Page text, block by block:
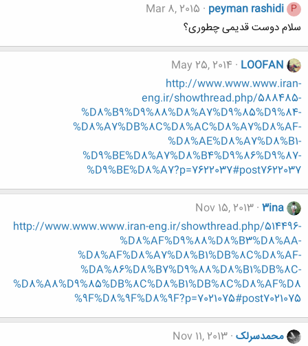
P
peyman rashidi
Mar 8, 2015
سلام دوست قدیمی چطوری؟
LOOFAN
May 25, 2014
http://www.www.www.iran-
eng.ir/showthread.php/588485-
%D8%B9%D9%88%D8%A7%D9%85%D9%84-
%D8%A7%DB%8C%D8%AC%D8%A7%D8%AF-
%D8%AE%D8%A7%D8%B1-
%D9%BE%D8%A7%D8%B4%D9%86%D9%87-
%D9%BE%D8%A7?p=7622037#post7622037
3ina
Nov 15, 2013
http://www.www.www.iran-eng.ir/showthread.php/514496-
%D8%AF%D9%88%D8%B3%D8%AA-
%D8%AF%D8%A7%D8%B1%DB%8C%D8%AF-
%DA%86%D8%B7%D9%88%D8%B1%DB%8C-
%D8%A8%D9%85%DB%8C%D8%B1%DB%8C%D8%AF%D8
%9F%D8%9F%D8%9F?p=7021075#post7021075
محمدسرلک Nov 11, 2013